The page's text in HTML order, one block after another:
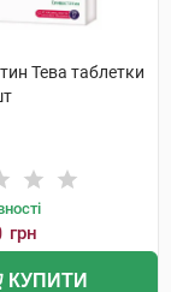
Тева таблетки
грн
КУПИТИ